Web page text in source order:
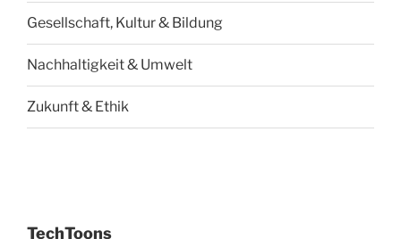
Gesellschaft, Kultur & Bildung
Nachhaltigkeit & Umwelt
Zukunft & Ethik
TechToons